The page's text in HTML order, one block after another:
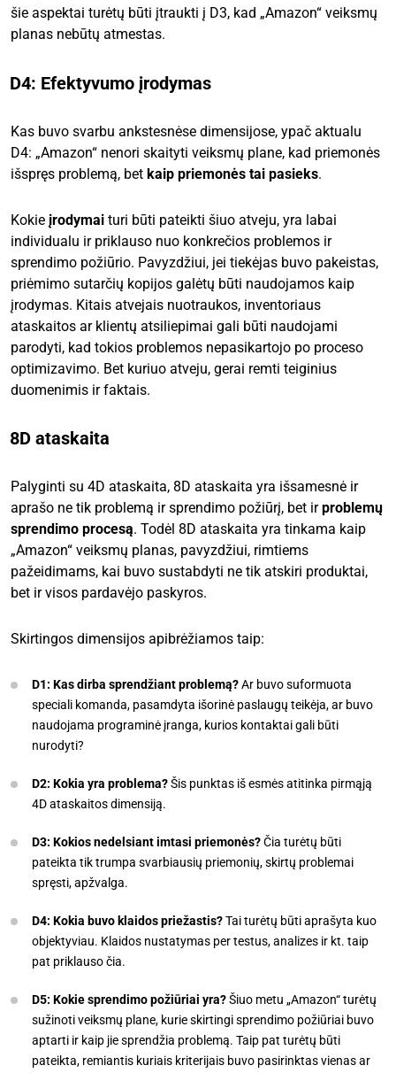
šie aspektai turėtų būti įtraukti į D3, kad „Amazon“ veiksmų
planas nebūtų atmestas.
D4: Efektyvumo įrodymas
Kas buvo svarbu ankstesnėse dimensijose, ypač aktualu
D4: „Amazon“ nenori skaityti veiksmų plane, kad priemonės
išspręs problemą, bet kaip priemonės tai pasieks.
Kokie įrodymai turi būti pateikti šiuo atveju, yra labai
individualu ir priklauso nuo konkrečios problemos ir
sprendimo požiūrio. Pavyzdžiui, jei tiekėjas buvo pakeistas,
priėmimo sutarčių kopijos galėtų būti naudojamos kaip
įrodymas. Kitais atvejais nuotraukos, inventoriaus
ataskaitos ar klientų atsiliepimai gali būti naudojami
parodyti, kad tokios problemos nepasikartojo po proceso
optimizavimo. Bet kuriuo atveju, gerai remti teiginius
duomenimis ir faktais.
8D ataskaita
Palyginti su 4D ataskaita, 8D ataskaita yra išsamesnė ir
aprašo ne tik problemą ir sprendimo požiūrį, bet irproblemų
sprendimo procesą. Todėl 8D ataskaita yra tinkama kaip
„Amazon“ veiksmų planas, pavyzdžiui, rimtiems
pažeidimams, kai buvo sustabdyti ne tik atskiri produktai,
bet ir visos pardavėjo paskyros.
Skirtingos dimensijos apibrėžiamos taip:
D1: Kas dirba sprendžiant problemą?Ar buvo suformuota
speciali komanda, pasamdyta išorinė paslaugų teikėja, ar buvo
naudojama programinė įranga, kurios kontaktai gali būti
nurodyti?
D2: Kokia yra problema?Šis punktas iš esmės atitinka pirmąją
4D ataskaitos dimensiją.
D3: Kokios nedelsiant imtasi priemonės?Čia turėtų būti
pateikta tik trumpa svarbiausių priemonių, skirtų problemai
spręsti, apžvalga.
D4: Kokia buvo klaidos priežastis?Tai turėtų būti aprašyta kuo
objektyviau. Klaidos nustatymas per testus, analizes ir kt. taip
pat priklauso čia.
D5: Kokie sprendimo požiūriai yra?Šiuo metu „Amazon“ turėtų
sužinoti veiksmų plane, kurie skirtingi sprendimo požiūriai buvo
aptarti ir kaip jie sprendžia problemą. Taip pat turėtų būti
pateikta, remiantis kuriais kriterijais buvo pasirinktas vienas ar